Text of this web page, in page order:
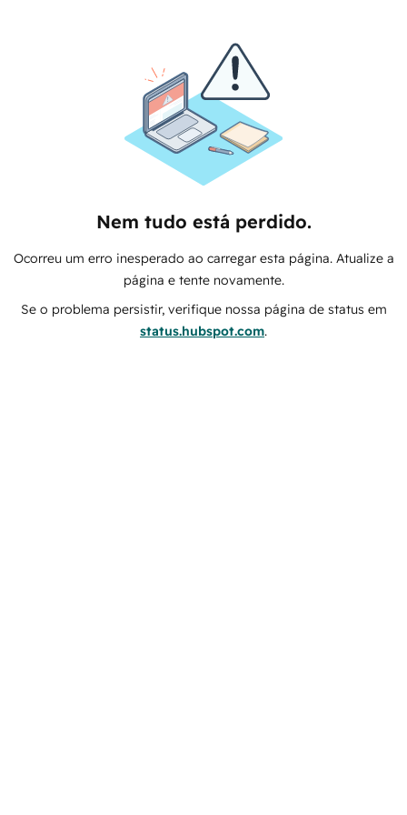
Nem tudo está perdido.
Ocorreu um erro inesperado ao carregar esta página. Atualize a
página e tente novamente.
Se o problema persistir, verifique nossa página de status em
status.hubspot.com.